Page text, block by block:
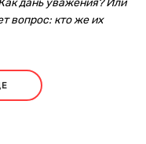
дань уважения? Или
вопрос: кто же их